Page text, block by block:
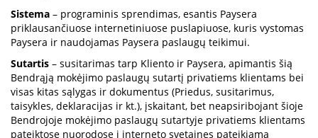
Sistema – programinis sprendimas, esantis Paysera
priklausančiuose internetiniuose puslapiuose, kuris vystomas
Paysera ir naudojamas Paysera paslaugų teikimui.
Sutartis – susitarimas tarp Kliento ir Paysera, apimantis šią
Bendrąją mokėjimo paslaugų sutartį privatiems klientams bei
visas kitas sąlygas ir dokumentus (Priedus, susitarimus,
taisykles, deklaracijas ir kt.), įskaitant, bet neapsiribojant šioje
Bendrojoje mokėjimo paslaugų sutartyje privatiems klientams
pateiktose nuorodose į interneto svetaines pateikiamą